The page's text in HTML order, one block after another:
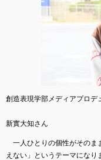
創造表現学部メディアプロデ
新實大知さん
一人ひとりの個性がそのま
えない」というテーマになり